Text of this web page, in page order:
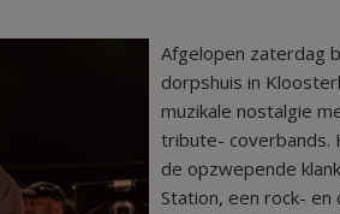
Afgelopen zaterdag
dorpshuis in
muzikale nostalgie
tribute-
de opzwepende
Station, een rock-